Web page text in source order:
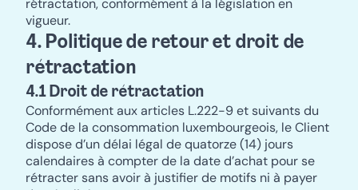
rétractation, conformément à la législation en
vigueur.
4. Politique de retour et droit de
rétractation
4.1 Droit de rétractation
Conformément aux articles L.222-9 et suivants du
Code de la consommation luxembourgeois, le Client
dispose d’un délai légal de quatorze (14) jours
calendaires à compter de la date d’achat pour se
rétracter sans avoir à justifier de motifs ni à payer